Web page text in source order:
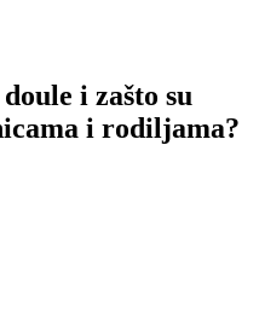
i zašto su
i rodiljama?